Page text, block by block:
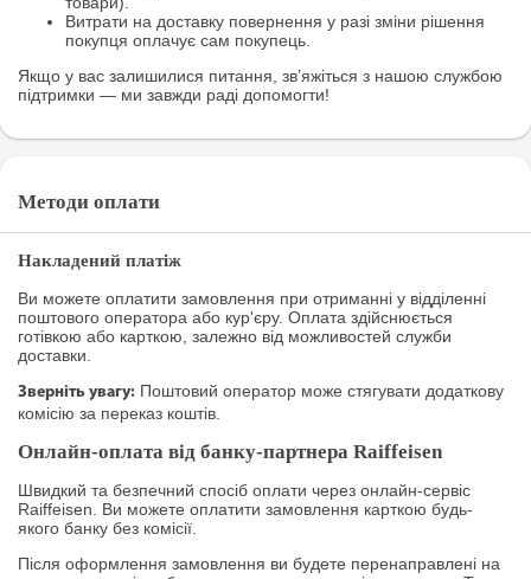
Витрати на доставку повернення у разі зміни рішення
покупця оплачує сам покупець.
Якщо у вас залишилися питання, зв’яжіться з нашою службою
підтримки — ми завжди раді допомогти!
Методи оплати
Накладений платіж
Ви можете оплатити замовлення при отриманні у відділенні
поштового оператора або кур'єру. Оплата здійснюється
готівкою або карткою, залежно від можливостей служби
доставки.
Зверніть увагу: Поштовий оператор може стягувати додаткову
комісію за переказ коштів.
Онлайн-оплата від банку-партнера Raiffeisen
Швидкий та безпечний спосіб оплати через онлайн-сервіс
Raiffeisen. Ви можете оплатити замовлення карткою будь-
якого банку без комісії.
Після оформлення замовлення ви будете перенаправлені на